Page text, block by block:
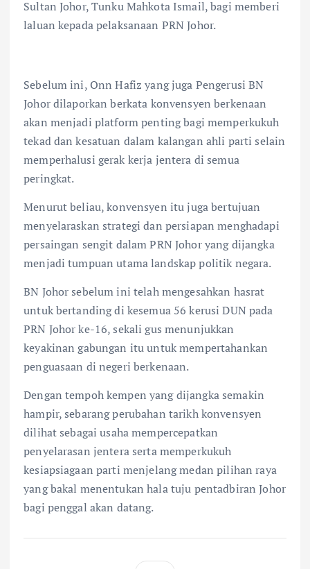
Sultan Johor, Tunku Mahkota Ismail, bagi memberi
laluan kepada pelaksanaan PRN Johor.
Sebelum ini, Onn Hafiz yang juga Pengerusi BN
Johor dilaporkan berkata konvensyen berkenaan
akan menjadi platform penting bagi memperkukuh
tekad dan kesatuan dalam kalangan ahli parti selain
memperhalusi gerak kerja jentera di semua
peringkat.
Menurut beliau, konvensyen itu juga bertujuan
menyelaraskan strategi dan persiapan menghadapi
persaingan sengit dalam PRN Johor yang dijangka
menjadi tumpuan utama landskap politik negara.
BN Johor sebelum ini telah mengesahkan hasrat
untuk bertanding di kesemua 56 kerusi DUN pada
PRN Johor ke-16, sekali gus menunjukkan
keyakinan gabungan itu untuk mempertahankan
penguasaan di negeri berkenaan.
Dengan tempoh kempen yang dijangka semakin
hampir, sebarang perubahan tarikh konvensyen
dilihat sebagai usaha mempercepatkan
penyelarasan jentera serta memperkukuh
kesiapsiagaan parti menjelang medan pilihan raya
yang bakal menentukan hala tuju pentadbiran Johor
bagi penggal akan datang.